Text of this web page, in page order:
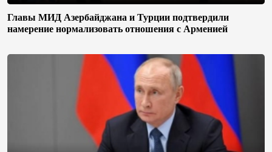
Главы МИД Азербайджана и Турции подтвердили
намерение нормализовать отношения с Арменией